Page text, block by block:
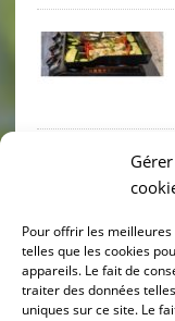
Pour offrir les
telles que les cookies
appareils. Le fait de
traiter des données
uniques sur ce site. Le